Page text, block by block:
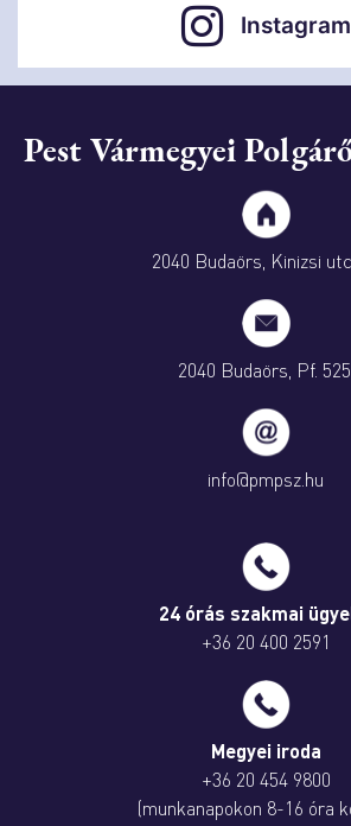
Instagram
Pest Vármegyei
2040 Budaörs, Kinizsi
2040 Budaörs, Pf. 525.
info@pmpsz.hu
24 órás szakmai
+36 20 400 2591
Megyei iroda
+36 20 454 9800
(munkanapokon 8-16 óra